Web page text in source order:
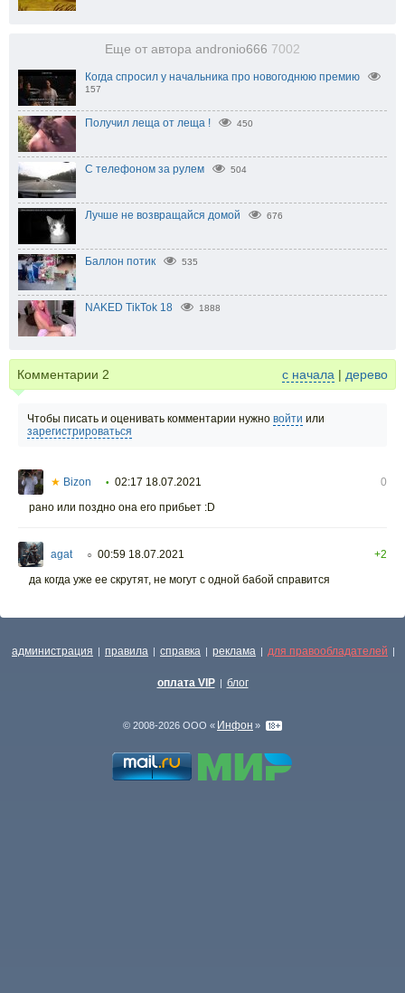
Еще от автора andronio666 7002
Когда спросил у начальника про новогоднюю премию
157
Получил леща от леща ! 450
С телефоном за рулем 504
Лучше не возвращайся домой 676
Баллон потик 535
NAKED TikTok 18 1888
Комментарии 2 с начала | дерево
Чтобы писать и оценивать комментарии нужно войти или
зарегистрироваться
★ Bizon • 02:17 18.07.2021
0
рано или поздно она его прибьет :D
agat ○ 00:59 18.07.2021
+2
да когда уже ее скрутят, не могут с одной бабой справится
администрация | правила | справка | реклама | для правообладателей |
оплата VIP | блог
© 2008-2026 ООО « Инфон »